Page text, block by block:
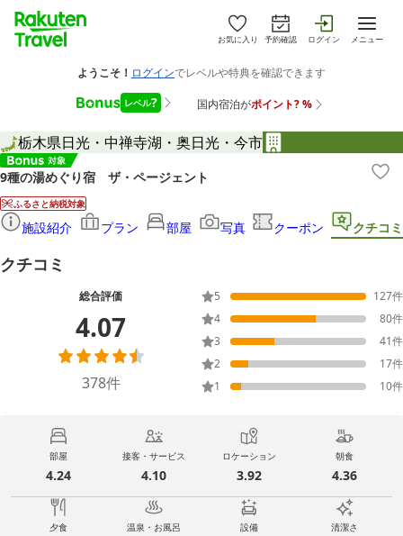
お気に入り 予約確認 ログイン メニュー
栃木県日光・中禅寺湖・奥日光・今市
9種の湯めぐり宿 ザ・ページェント
ふるさと納税対象
施設紹介 プラン 部屋 写真 クーポン クチコミ
クチコミ
総合評価
4.07
378件
5 127件
4
80件
3
41件
2
17件
1
10件
部屋
4.24
接客・サービス
4.10
ロケーション
3.92
朝食
4.36
夕食 温泉・お風呂 設備 清潔さ